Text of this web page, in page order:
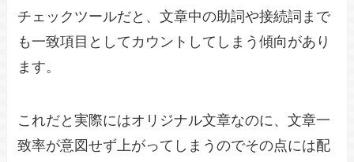
チェックツールだと、文章中の助詞や接続詞まで
も一致項目としてカウントしてしまう傾向があり
ます。
これだと実際にはオリジナル文章なのに、文章一
致率が意図せず上がってしまうのでその点には配